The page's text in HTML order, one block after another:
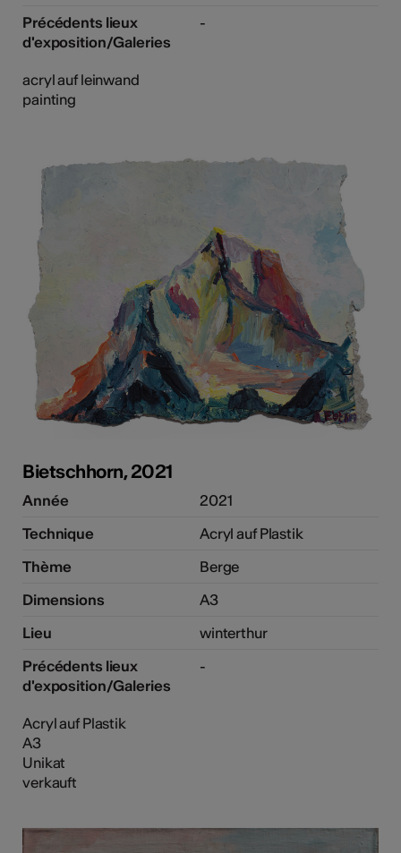
Précédents lieux
d'exposition/Galeries
-
acryl auf leinwand
painting
Bietschhorn, 2021
Année
2021
Technique
Acryl auf Plastik
Thème
Berge
Dimensions
A3
Lieu
winterthur
Précédents lieux
d'exposition/Galeries
-
Acryl auf Plastik
A3
Unikat
verkauft